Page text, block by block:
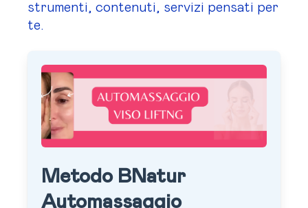
strumenti, contenuti, servizi pensati per
te.
Metodo BNatur
Automassaggio